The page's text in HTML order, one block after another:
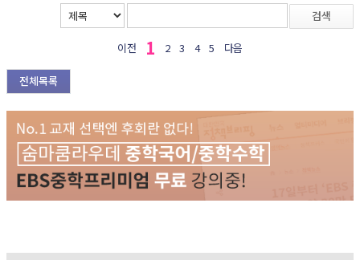
검색
이전 1 2 3 4 5 다음
전체목록